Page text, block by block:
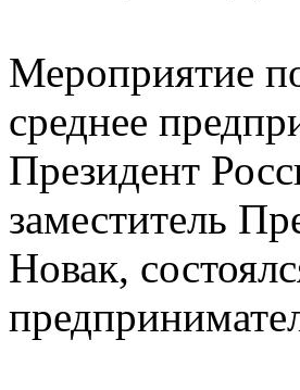
Мероприятие
среднее
Президент
заместитель
Новак,